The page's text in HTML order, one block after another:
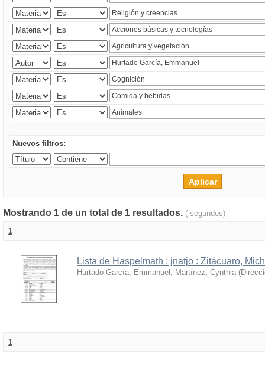
Nuevos filtros:
Mostrando 1 de un total de 1 resultados. ( segundos)
1
Lista de Haspelmath : jnatjo : Zitácuaro,
Hurtado García, Emmanuel ; Martínez, Cynthia (
1